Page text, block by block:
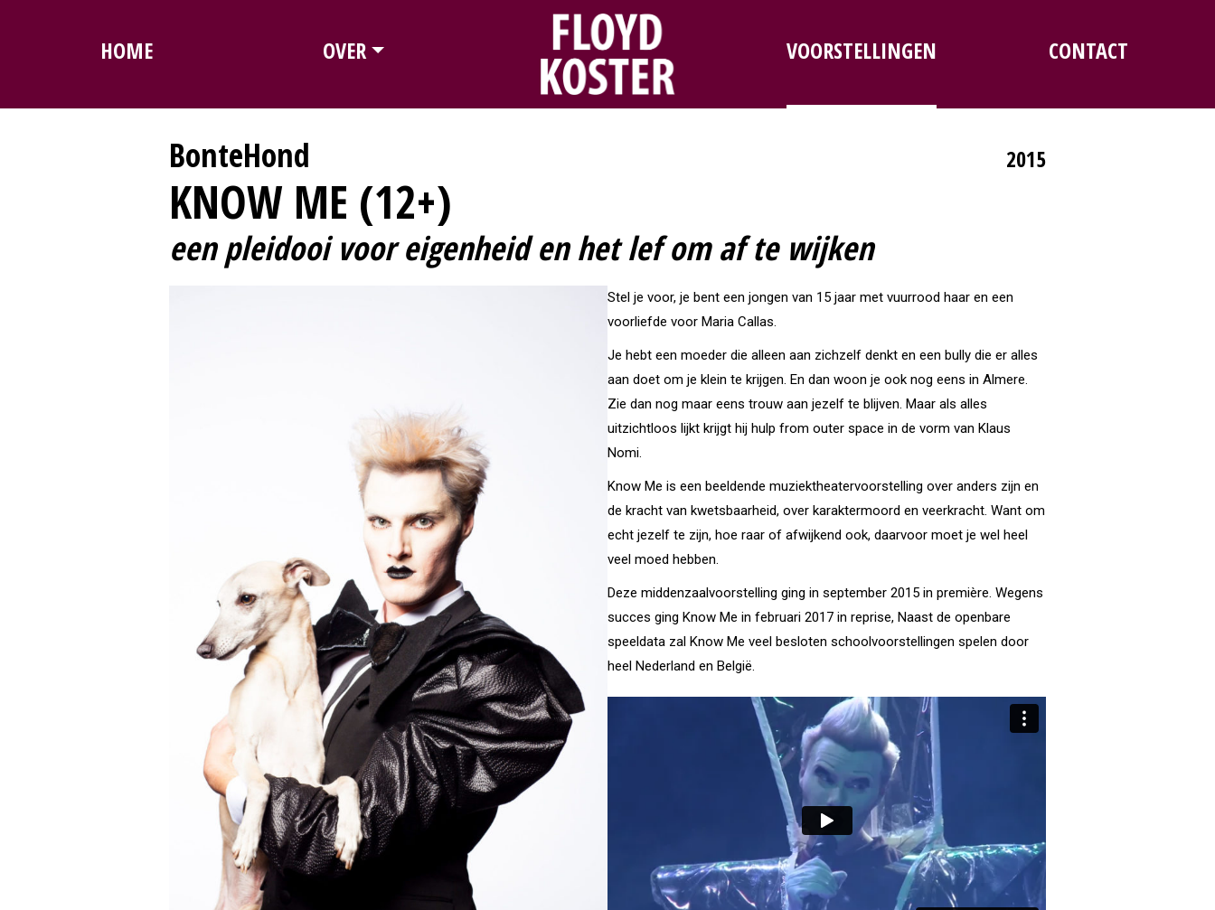
HOME OVER VOORSTELLINGEN CONTACT
2015
BonteHond
KNOW ME (12+)
een pleidooi voor eigenheid en het lef om af te wijken
Stel je voor, je bent een jongen van 15 jaar met vuurrood haar en een
voorliefde voor Maria Callas.
Je hebt een moeder die alleen aan zichzelf denkt en een bully die er alles
aan doet om je klein te krijgen. En dan woon je ook nog eens in Almere.
Zie dan nog maar eens trouw aan jezelf te blijven. Maar als alles
uitzichtloos lijkt krijgt hij hulp from outer space in de vorm van Klaus
Nomi.
Know Me is een beeldende muziektheatervoorstelling over anders zijn en
de kracht van kwetsbaarheid, over karaktermoord en veerkracht. Want om
echt jezelf te zijn, hoe raar of afwijkend ook, daarvoor moet je wel heel
veel moed hebben.
Deze middenzaalvoorstelling ging in september 2015 in première. Wegens
succes ging Know Me in februari 2017 in reprise, Naast de openbare
speeldata zal Know Me veel besloten schoolvoorstellingen spelen door
heel Nederland en België.